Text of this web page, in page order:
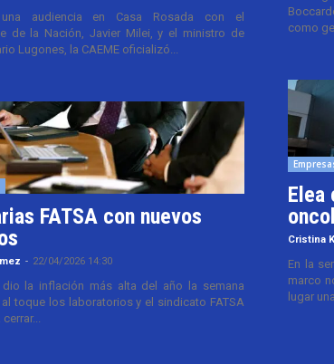
una audiencia en Casa Rosada con el
de la Nación, Javier Milei, y el ministro de
Lugones, la CAEME oficializó...
FATSA con nuevos
- 22/04/2026 14:30
dio la inflación más alta del año la semana
toque los laboratorios y el sindicato FATSA
como
Elea
Cristina
En la
marco
lugar